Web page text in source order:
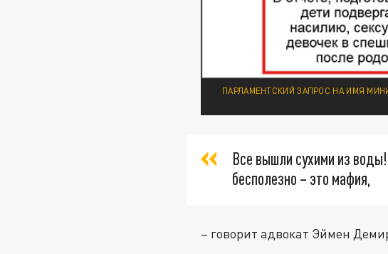
ПАРЛАМЕНТСКИЙ ЗАПРОС НА ИМЯ
Все вышли сухими из
бесполезно – это мафия,
– говорит адвокат Эймен